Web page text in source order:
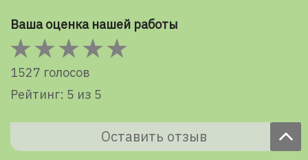
Ваша оценка нашей работы
1527 голосов
Рейтинг: 5 из 5
Оставить отзыв